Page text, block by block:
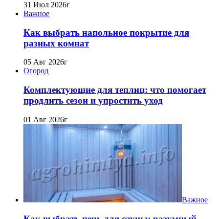
31 Июл 2026г
Важное
Как выбрать напольное покрытие для
разных комнат
05 Авг 2026г
Огород
Комплектующие для теплиц: что помогает
продлить сезон и упростить уход
01 Авг 2026г
Важное